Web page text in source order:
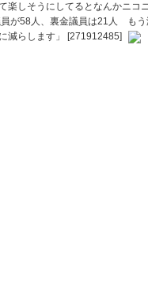
楽しそうにしてるとなんかニコ
が58人、裏金議員は21人 も
減らします」 [271912485]